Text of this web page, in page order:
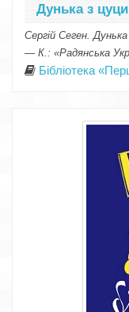
Дунька з
Сергій Сеген.
— К.: «Радянська
Бібліотека